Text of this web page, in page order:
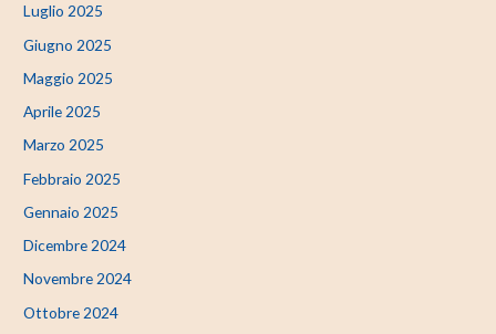
Luglio 2025
Giugno 2025
Maggio 2025
Aprile 2025
Marzo 2025
Febbraio 2025
Gennaio 2025
Dicembre 2024
Novembre 2024
Ottobre 2024